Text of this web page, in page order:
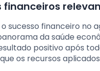
financeiros
sucesso financeiro no
da saúde
positivo após
os recursos